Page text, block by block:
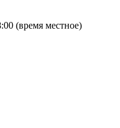
(время местное)